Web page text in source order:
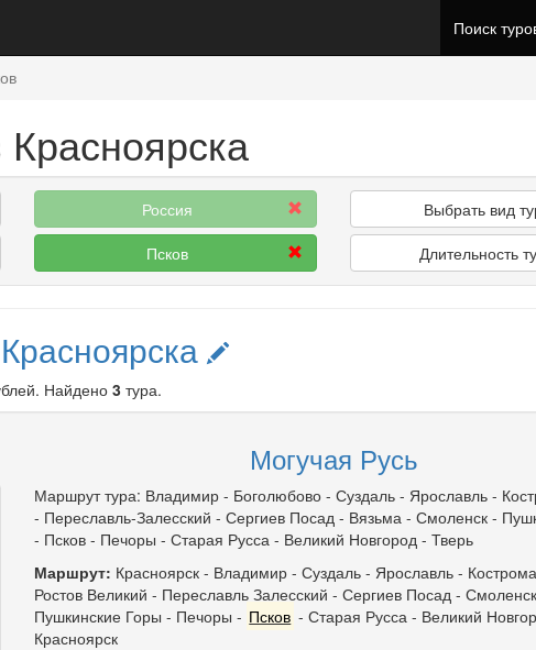
Поиск
Россия
Псков
Выбрать вид
Длительность
. Найдено 3 тура.
Могучая Русь
Маршрут тура: Владимир - Боголюбово - Суздаль - Ярославль -
- Переславль-Залесский - Сергиев Посад - Вязьма - Смоленск -
- Псков - Печоры - Старая Русса - Великий Новгород - Тверь
Маршрут: Красноярск- Владимир- Суздаль- Ярославль- Кострома
Ростов Великий - Переславль Залесский - Сергиев Посад- Смоленск
Пушкинские Горы - Печоры - Псков -Старая Русса - Великий
Красноярск